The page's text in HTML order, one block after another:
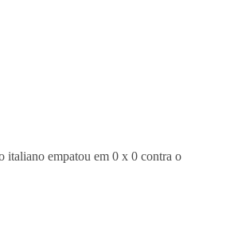
italiano empatou em 0 x 0 contra o